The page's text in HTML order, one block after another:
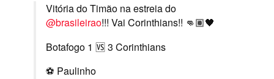
Vitória do Timão na estreia do
@brasileirao!!! Vai Corinthians!! 👊🏽🖤
Botafogo 1 🆚 3 Corinthians
⚽ Paulinho